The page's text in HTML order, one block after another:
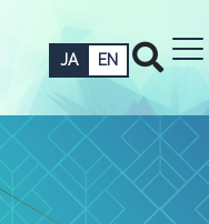
JA EN